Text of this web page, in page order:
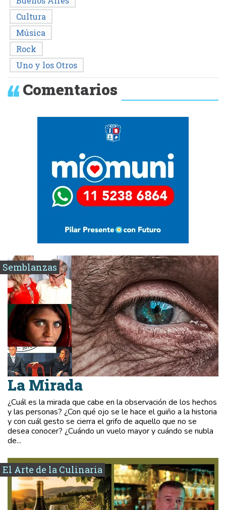
Cultura
Música
Rock
Uno y los Otros
Comentarios
Semblanzas
La Mirada
¿Cuál es la mirada que cabe en la observación de los hechos
y las personas? ¿Con qué ojo se le hace el guiño a la historia
y con cuál gesto se cierra el grifo de aquello que no se
desea conocer? ¿Cuándo un vuelo mayor y cuándo se nubla
de...
El Arte de la Culinaria